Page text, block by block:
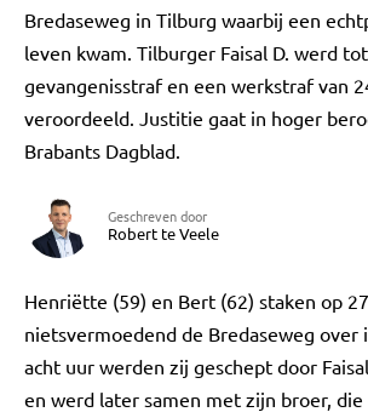
Bredaseweg in Tilburg waarbij een
leven kwam. Tilburger Faisal D. werd
gevangenisstraf en een werkstraf van
veroordeeld. Justitie gaat in hoger
Brabants Dagblad.
Geschreven door
Robert te Veele
Henriëtte (59) en Bert (62) staken op
nietsvermoedend de Bredaseweg over
acht uur werden zij geschept door
en werd later samen met zijn broer, die